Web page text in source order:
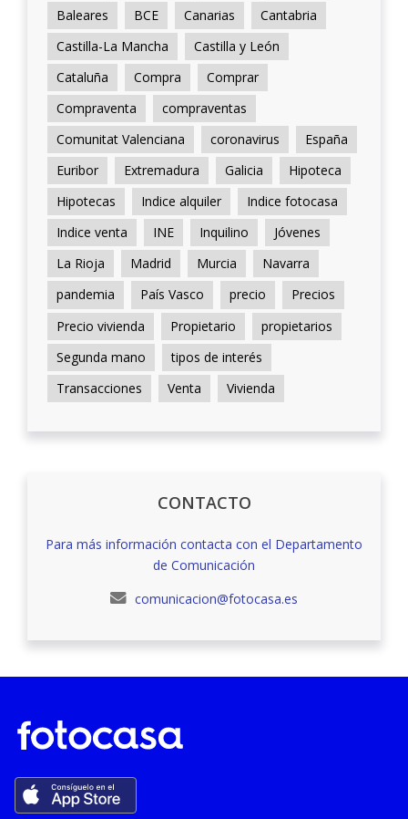
Baleares
BCE Canarias
Cantabria
Castilla-La Mancha
Castilla y León
Cataluña
Compra
Comprar
Compraventa
compraventas
Comunitat Valenciana
coronavirus
España
Euribor
Extremadura Galicia
Hipoteca
Hipotecas
Indice alquiler
Indice fotocasa
Indice venta
INE Inquilino
Jóvenes
La Rioja
Madrid Murcia
Navarra
pandemia
País Vasco precio
Precios
Precio vivienda
Propietario
propietarios
Segunda mano
tipos de interés
Transacciones
Venta Vivienda
CONTACTO
Para más información contacta con el Departamento
de Comunicación
comunicacion@fotocasa.es